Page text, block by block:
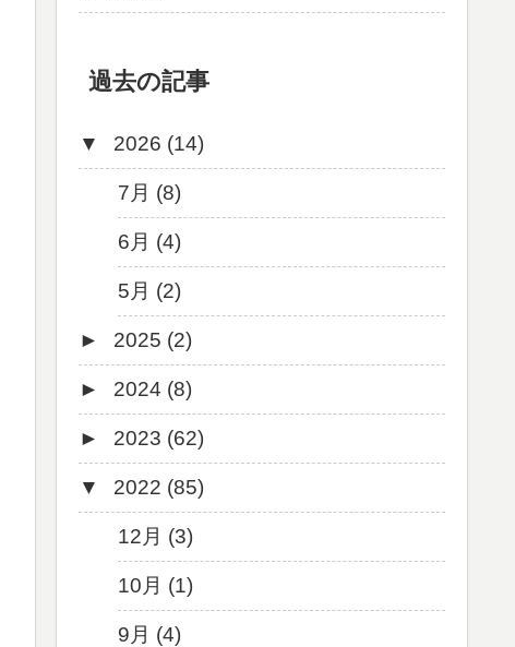
過去の記事
▼ 2026 (14)
7月 (8)
6月 (4)
5月 (2)
► 2025 (2)
12月 (1)
6月 (1)
► 2024 (8)
8月 (1)
7月 (1)
5月 (2)
4月 (3)
3月 (1)
► 2023 (62)
9月 (1)
8月 (1)
7月 (8)
6月 (5)
▼ 2022 (85)
12月 (3)
10月 (1)
9月 (4)